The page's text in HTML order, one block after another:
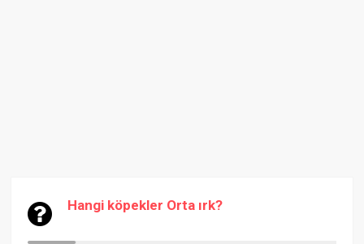
Hangi köpekler Orta ırk?